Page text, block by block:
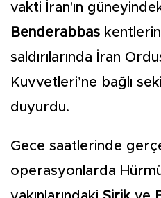
vakti İran'ın
Benderabbas
saldırılarında İran
Kuvvetleri’ne bağlı
duyurdu.
Gece saatlerinde
operasyonlarda